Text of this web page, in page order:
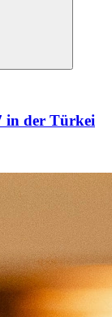
in der Türkei